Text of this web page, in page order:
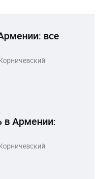
все
в Армении: